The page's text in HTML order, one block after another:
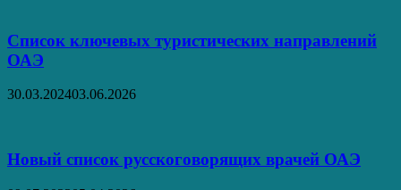
Список ключевых туристических направлений
ОАЭ
30.03.202403.06.2026
Новый список русскоговорящих врачей ОАЭ